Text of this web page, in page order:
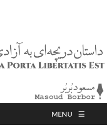
MENU